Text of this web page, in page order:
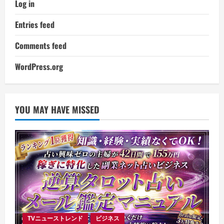
Log in
Entries feed
Comments feed
WordPress.org
YOU MAY HAVE MISSED
TVニューストレンド ビジネス